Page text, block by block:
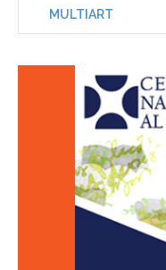
MULTIART